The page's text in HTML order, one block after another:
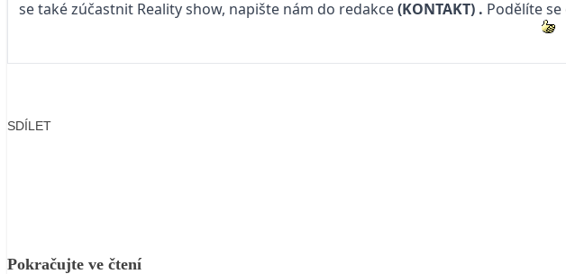
se také zúčastnit Reality show, napište nám do redakce(KONTAKT) . Podělíte
SDÍLET
Pokračujte ve čtení